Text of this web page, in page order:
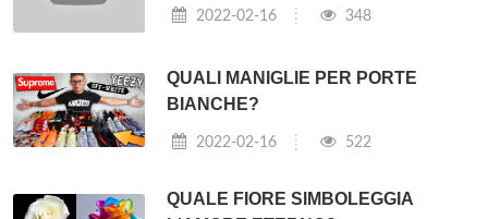
2022-02-16 348
QUALI MANIGLIE PER PORTE
BIANCHE?
2022-02-16 522
QUALE FIORE SIMBOLEGGIA